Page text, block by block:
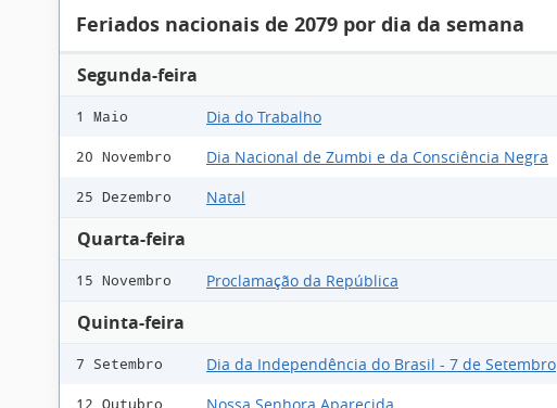
Feriados nacionais de 2079 por dia da semana
Segunda-feira
1 Maio Dia do Trabalho
20 Novembro Dia Nacional de Zumbi e da Consciência Negra
25 Dezembro Natal
Quarta-feira
15 Novembro Proclamação da República
Quinta-feira
7 Setembro Dia da Independência do Brasil - 7 de Setembro
12 Outubro Nossa Senhora Aparecida